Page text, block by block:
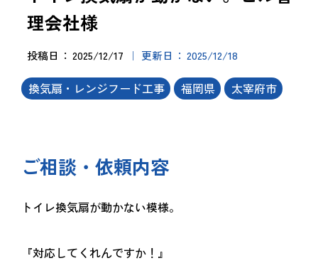
理会社様
投稿日 2025/12/17 更新日 2025/12/18
換気扇・レンジフード工事 福岡県 太宰府市
ご相談・依頼内容
トイレ換気扇が動かない模様。
『対応してくれんですか！』